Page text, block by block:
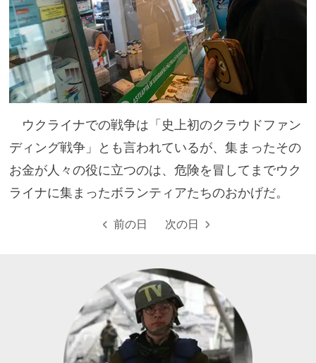
ウクライナでの戦争は「史上初のクラウドファン
ディング戦争」とも言われているが、集まったその
お金が人々の役に立つのは、危険を冒してまでウク
ライナに集まったボランティアたちのおかげだ。
前の日 次の日